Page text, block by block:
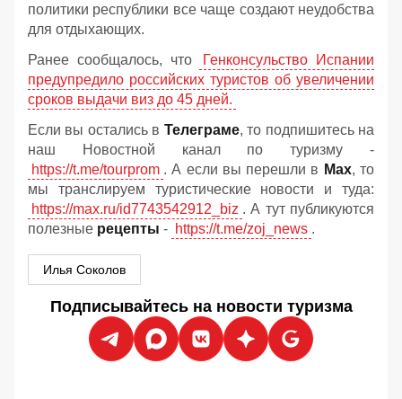
политики республики все чаще создают неудобства
для отдыхающих.
Ранее сообщалось, что
Генконсульство Испании
предупредило российских туристов об увеличении
сроков выдачи виз до 45 дней.
Если вы остались в Телеграме, то подпишитесь на
наш Новостной канал по туризму -
https://t.me/tourprom . А если вы перешли в Мах, то
мы транслируем туристические новости и туда:
https://max.ru/id7743542912_biz . А тут публикуются
полезные рецепты - https://t.me/zoj_news .
Илья Соколов
Подписывайтесь на новости туризма